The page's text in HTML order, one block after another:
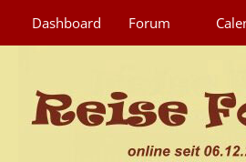
Dashboard Forum